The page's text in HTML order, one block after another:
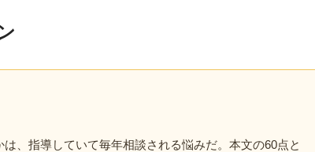
、指導していて毎年相談される悩みだ。本文の60点と